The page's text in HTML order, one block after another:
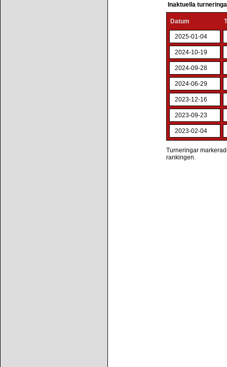
Inaktuella
Datum
2025-01-04
2024-10-19
2024-09-28
2024-06-29
2023-12-16
2023-09-23
2023-02-04
Turneringar
rankingen.